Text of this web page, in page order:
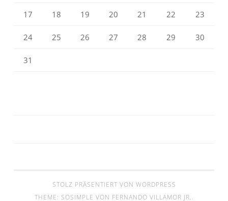
17 18 19 20 21 22 23
24 25 26 27 28 29 30
31
STOLZ PRÄSENTIERT VON WORDPRESS
THEME: SOSIMPLE VON FERNANDO VILLAMOR JR..